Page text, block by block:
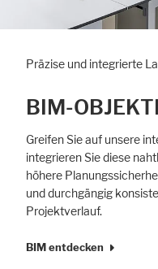
Präzise und integrierte
BIM-
Greifen Sie auf unsere
integrieren Sie diese
höhere
und durchgängig
Projektverlauf.
BIM entdecken